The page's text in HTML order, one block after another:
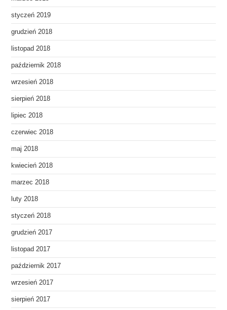
styczeń 2019
grudzień 2018
listopad 2018
październik 2018
wrzesień 2018
sierpień 2018
lipiec 2018
czerwiec 2018
maj 2018
kwiecień 2018
marzec 2018
luty 2018
styczeń 2018
grudzień 2017
listopad 2017
październik 2017
wrzesień 2017
sierpień 2017